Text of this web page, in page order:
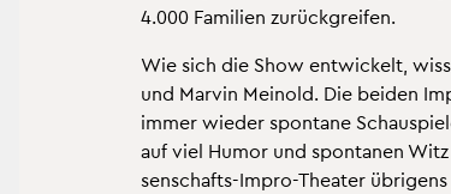
4.000 Fa­mi­li­en zu­rück­grei­fen.
Wie sich die Show ent­wi­ckelt,
und Mar­vin Mein­old. Die bei­den
immer wie­der spon­ta­ne
auf viel Humor und spon­ta­nen
sen­schafts-Impro-Thea­ter